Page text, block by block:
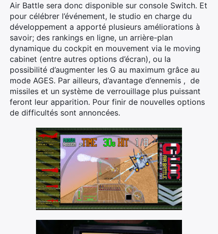
Air Battle sera donc disponible sur console Switch. Et
pour célébrer l’événement, le studio en charge du
développement a apporté plusieurs améliorations à
savoir; des rankings en ligne, un arrière-plan
dynamique du cockpit en mouvement via le moving
cabinet (entre autres options d’écran), ou la
possibilité d’augmenter les G au maximum grâce au
mode AGES. Par ailleurs, d’avantage d’ennemis , de
missiles et un système de verrouillage plus puissant
feront leur apparition. Pour finir de nouvelles options
de difficultés sont annoncées.